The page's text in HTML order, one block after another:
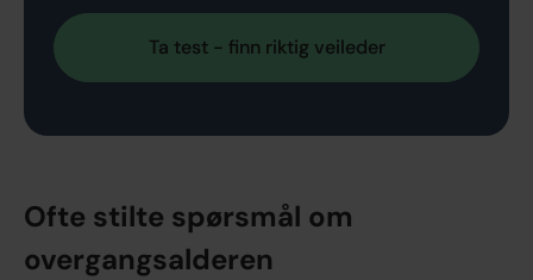
Ta test - finn riktig veileder
Ofte stilte spørsmål om
overgangsalderen